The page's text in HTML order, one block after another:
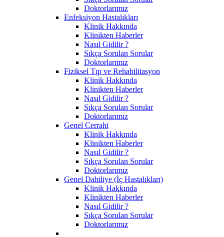
Doktorlarımız
Enfeksiyon Hastalıkları
Klinik Hakkında
Klinikten Haberler
Nasıl Gidilir ?
Sıkça Sorulan Sorular
Doktorlarımız
Fiziksel Tıp ve Rehabilitasyon
Klinik Hakkında
Klinikten Haberler
Nasıl Gidilir ?
Sıkça Sorulan Sorular
Doktorlarımız
Genel Cerrahi
Klinik Hakkında
Klinikten Haberler
Nasıl Gidilir ?
Sıkça Sorulan Sorular
Doktorlarımız
Genel Dahiliye (İç Hastalıkları)
Klinik Hakkında
Klinikten Haberler
Nasıl Gidilir ?
Sıkça Sorulan Sorular
Doktorlarımız